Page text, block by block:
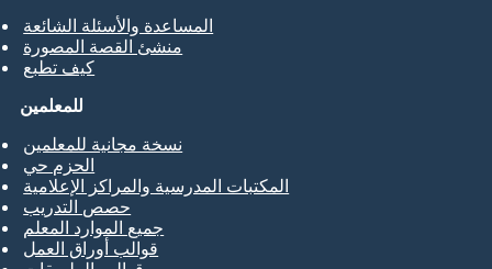
المساعدة والأسئلة الشائعة
منشئ القصة المصورة
كيف تطبع
للمعلمين
نسخة مجانية للمعلمين
الحزم حي
المكتبات المدرسية والمراكز الإعلامية
حصص التدريب
جميع الموارد المعلم
قوالب أوراق العمل